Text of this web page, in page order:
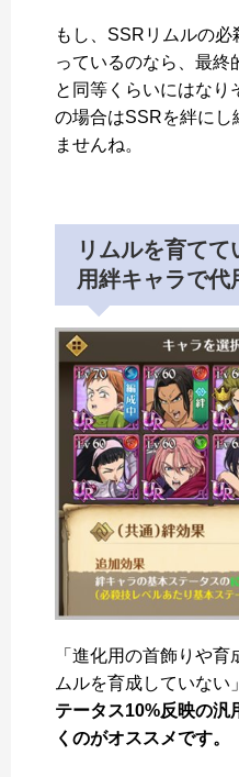
もし、SSRリムルの
っているのなら、最終
と同等くらいにはなり
の場合はSSRを絆にし
ませんね。
リムルを育て
用絆キャラで代
「進化用の首飾りや
ムルを育成していない
テータス10%反映の汎
くのがオススメです。